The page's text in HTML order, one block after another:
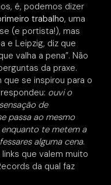
é, podemos dizer
trabalho, uma
(e portista!), mas
e Leipzig, diz que
valha a pena”. Não
da praxe.
se inspirou para o
ouvi o
de
passa ao mesmo
te metem a
alguma cena.
que valem muito
da qual faz